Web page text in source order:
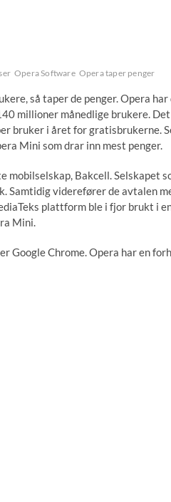
Opera Software Opera taper penger
så taper de penger. Opera
millioner månedlige brukere.
bruker i året for gratisbrukerne.
Mini som drar inn mest penger.
Bakcell. Selskapet
Samtidig viderefører de avtalen
plattform ble i fjor brukt i
Mini.
Google Chrome. Opera har en